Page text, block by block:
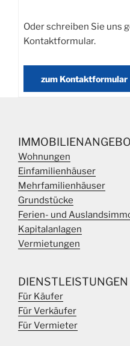
Oder schreiben Sie uns
Kontaktformular.
zum Kontaktformular
Wohnungen
Einfamilienhäuser
Mehrfamilienhäuser
Grundstücke
Ferien- und
Kapitalanlagen
Vermietungen
DIENSTLEISTUNGEN
Für Käufer
Für Verkäufer
Für Vermieter